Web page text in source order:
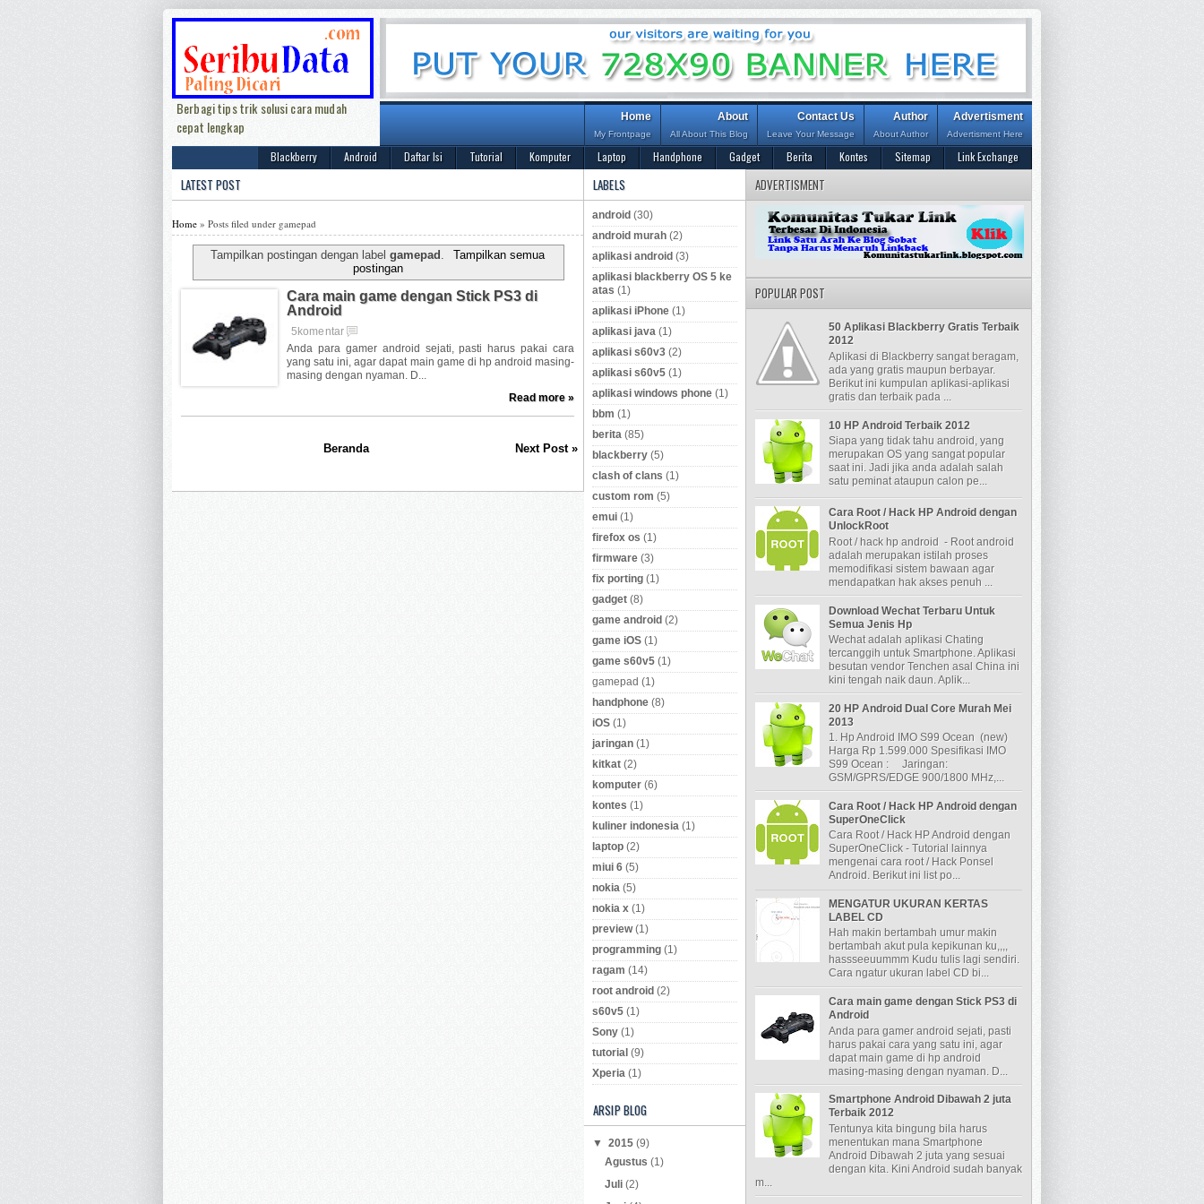
Berbagi tips trik solusi cara mudah
cepat lengkap
Advertisment
Advertisment Here
Author
About Author
Contact Us
Leave Your Message
About
All About This Blog
Home
My Frontpage
Link Exchange
Sitemap
Kontes
Berita
Gadget
Handphone
Laptop
Komputer
Tutorial
Daftar Isi
Android
Blackberry
LATEST POST
Home » Posts filed under gamepad
Tampilkan postingan dengan labelgamepad
Tampilkan semua
postingan
Cara main game dengan Stick PS3 di
Android
5komentar
Read more »
Next Post »
Beranda
LABELS
android (30)
android murah (2)
aplikasi android (3)
aplikasi blackberry OS 5 ke
atas (1)
aplikasi iPhone (1)
aplikasi java (1)
aplikasi s60v3 (2)
aplikasi s60v5 (1)
aplikasi windows phone (1)
bbm (1)
berita (85)
blackberry (5)
clash of clans (1)
custom rom (5)
emui (1)
firefox os (1)
firmware (3)
fix porting (1)
gadget (8)
game android (2)
game iOS (1)
game s60v5 (1)
gamepad (1)
handphone (8)
iOS (1)
jaringan (1)
kitkat (2)
komputer (6)
kontes (1)
kuliner indonesia (1)
laptop (2)
miui 6 (5)
nokia (5)
nokia x (1)
preview (1)
programming (1)
ragam (14)
root android (2)
s60v5 (1)
Sony (1)
tutorial (9)
Xperia (1)
ARSIP BLOG
▼ 2015 (9)
Agustus(1)
Juli(2)
ADVERTISMENT
POPULAR POST
50 Aplikasi Blackberry Gratis Terbaik
2012
Aplikasi di Blackberry sangat beragam,
ada yang gratis maupun berbayar.
Berikut ini kumpulan aplikasi-aplikasi
gratis dan terbaik pada ...
10 HP Android Terbaik 2012
Siapa yang tidak tahu android, yang
merupakan OS yang sangat popular
saat ini. Jadi jika anda adalah salah
satu peminat ataupun calon pe...
Cara Root / Hack HP Android dengan
UnlockRoot
Root / hack hp android - Root android
adalah merupakan istilah proses
memodifikasi sistem bawaan agar
mendapatkan hak akses penuh ...
Download Wechat Terbaru Untuk
Semua Jenis Hp
Wechat adalah aplikasi Chating
tercanggih untuk Smartphone. Aplikasi
besutan vendor Tenchen asal China ini
kini tengah naik daun. Aplik...
20 HP Android Dual Core Murah Mei
2013
1. Hp Android IMO S99 Ocean (new)
Harga Rp 1.599.000 Spesifikasi IMO
S99 Ocean : Jaringan:
GSM/GPRS/EDGE 900/1800 MHz,...
Cara Root / Hack HP Android dengan
SuperOneClick
Cara Root / Hack HP Android dengan
SuperOneClick - Tutorial lainnya
mengenai cara root / Hack Ponsel
Android. Berikut ini list po...
MENGATUR UKURAN KERTAS
LABEL CD
Hah makin bertambah umur makin
bertambah akut pula kepikunan ku,,,,
hassseeuummm Kudu tulis lagi sendiri.
Cara ngatur ukuran label CD bi...
Cara main game dengan Stick PS3 di
Android
Anda para gamer android sejati, pasti
harus pakai cara yang satu ini, agar
dapat main game di hp android
masing-masing dengan nyaman. D...
Smartphone Android Dibawah 2 juta
Terbaik 2012
Tentunya kita bingung bila harus
menentukan mana Smartphone
Android Dibawah 2 juta yang sesuai
dengan kita. Kini Android sudah banyak
m...